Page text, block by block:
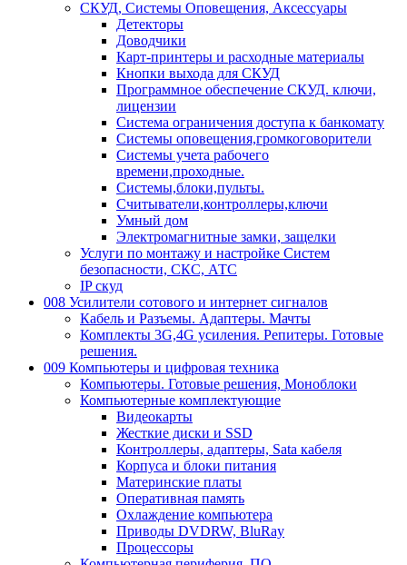
СКУД, Системы Оповещения, Аксессуары
Детекторы
Доводчики
Карт-принтеры и расходные материалы
Кнопки выхода для СКУД
Программное обеспечение СКУД. ключи,
лицензии
Система ограничения доступа к банкомату
Системы оповещения,громкоговорители
Системы учета рабочего
времени,проходные.
Системы,блоки,пульты.
Считыватели,контроллеры,ключи
Умный дом
Электромагнитные замки, защелки
Услуги по монтажу и настройке Систем
безопасности, СКС, АТС
IP скуд
008 Усилители сотового и интернет сигналов
Кабель и Разъемы. Адаптеры. Мачты
Комплекты 3G,4G усиления. Репитеры. Готовые
решения.
009 Компьютеры и цифровая техника
Компьютеры. Готовые решения, Моноблоки
Компьютерные комплектующие
Видеокарты
Жесткие диски и SSD
Контроллеры, адаптеры, Sata кабеля
Корпуса и блоки питания
Материнские платы
Оперативная память
Охлаждение компьютера
Приводы DVDRW, BluRay
Процессоры